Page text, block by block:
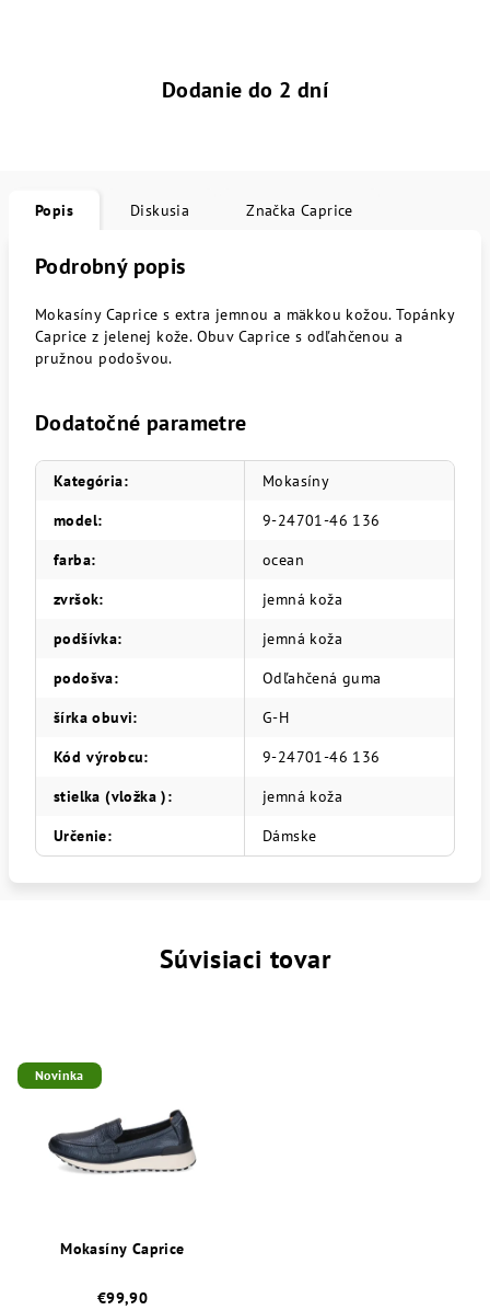
Dodanie do 2 dní
Popis Diskusia Značka Caprice
Podrobný popis
Mokasíny Caprice s extra jemnou a mäkkou kožou. Topánky
Caprice z jelenej kože. Obuv Caprice s odľahčenou a
pružnou podošvou.
Dodatočné parametre
Kategória:
Mokasíny
model:
9-24701-46 136
farba:
ocean
zvršok:
jemná koža
podšívka:
jemná koža
podošva:
Odľahčená guma
šírka obuvi:
G-H
Kód výrobcu:
9-24701-46 136
stielka (vložka ):
jemná koža
Určenie: Dámske
Súvisiaci tovar
Novinka
Mokasíny Caprice
€99,90